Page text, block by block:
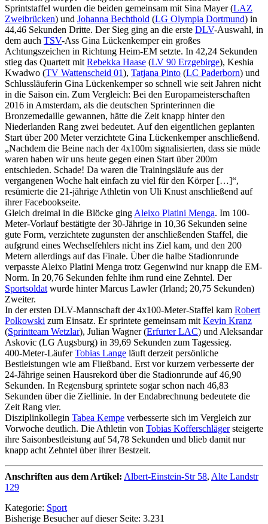
Sprintstaffel wurden die beiden gemeinsam mit Sina Mayer (LAZ
Zweibrücken) und Johanna Bechthold (LG Olympia Dortmund) in
44,46 Sekunden Dritte. Der Sieg ging an die erste DLV-Auswahl, in
dem auch TSV-Ass Gina Lückenkemper ein großes
Achtungszeichen in Richtung Heim-EM setzte. In 42,24 Sekunden
stieg das Quartett mit Rebekka Haase (LV 90 Erzgebirge), Keshia
Kwadwo (TV Wattenscheid 01), Tatjana Pinto (LC Paderborn) und
Schlussläuferin Gina Lückenkemper so schnell wie seit Jahren nicht
in die Saison ein. Zum Vergleich: Bei den Europameisterschaften
2016 in Amsterdam, als die deutschen Sprinterinnen die
Bronzemedaille gewannen, hätte die Zeit knapp hinter den
Niederlanden Rang zwei bedeutet. Auf den eigentlichen geplanten
Start über 200 Meter verzichtete Gina Lückenkemper anschließend.
„Nachdem die Beine nach der 4x100m signalisierten, dass sie müde
waren haben wir uns heute gegen einen Start über 200m
entschieden. Schade! Da waren die Trainingsläufe aus der
vergangenen Woche halt einfach zu viel für den Körper […]“,
resümierte die 21-jährige Athletin von Uli Knust anschließend auf
ihrer Facebookseite.
Gleich dreimal in die Blöcke ging Aleixo Platini Menga. Im 100-
Meter-Vorlauf bestätigte der 30-Jährige in 10,36 Sekunden seine
gute Form, verzichtete zugunsten der anschließenden Staffel, die
aufgrund eines Wechselfehlers nicht ins Ziel kam, und den 200
Metern allerdings auf das Finale. Über die halbe Stadionrunde
verpasste Aleixo Platini Menga trotz Gegenwind nur knapp die EM-
Norm. In 20,76 Sekunden fehlte ihm rund eine Zehntel. Der
Sportsoldat wurde hinter Marcus Lawler (Irland; 20,75 Sekunden)
Zweiter.
In der ersten DLV-Mannschaft der 4x100-Meter-Staffel kam Robert
Polkowski zum Einsatz. Er sprintete gemeinsam mit Kevin Kranz
(Sprintteam Wetzlar), Julian Wagner (Erfurter LAC) und Aleksandar
Askovic (LG Augsburg) in 39,69 Sekunden zum Tagessieg.
400-Meter-LäuferTobias Lange läuft derzeit persönliche
Bestleistungen wie am Fließband. Erst vor kurzem verbesserte der
24-Jährige seinen Hausrekord über die Stadionrunde auf 46,90
Sekunden. In Regensburg sprintete sogar schon nach 46,83
Sekunden über die Ziellinie. In der Endabrechnung bedeutete die
Zeit Rang vier.
Disziplinkollegin Tabea Kempe verbesserte sich im Vergleich zur
Vorwoche deutlich. Die Athletin von Tobias Kofferschlägersteigerte
ihre Saisonbestleistung auf 54,78 Sekunden und blieb damit nur
knapp acht Zehntel über ihrer Bestzeit.
Anschriften aus dem Artikel: Albert-Einstein-Str 58, Alte Landstr
129
Kategorie: Sport
Bisherige Besucher auf dieser Seite: 3.231